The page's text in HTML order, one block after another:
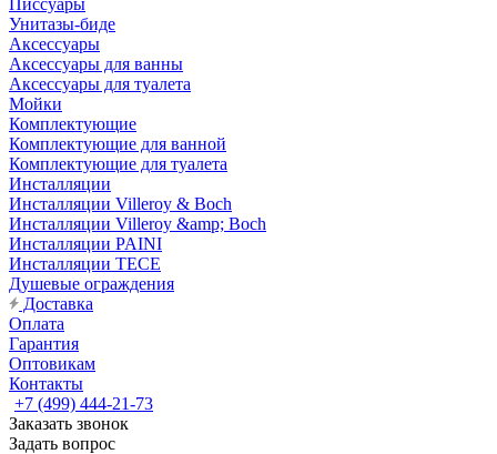
Писсуары
Унитазы-биде
Аксессуары
Аксессуары для ванны
Аксессуары для туалета
Мойки
Комплектующие
Комплектующие для ванной
Комплектующие для туалета
Инсталляции
Инсталляции Villeroy & Boch
Инсталляции Villeroy &amp; Boch
Инсталляции PAINI
Инсталляции TECE
Душевые ограждения
Доставка
Оплата
Гарантия
Оптовикам
Контакты
+7 (499) 444-21-73
Заказать звонок
Задать вопрос